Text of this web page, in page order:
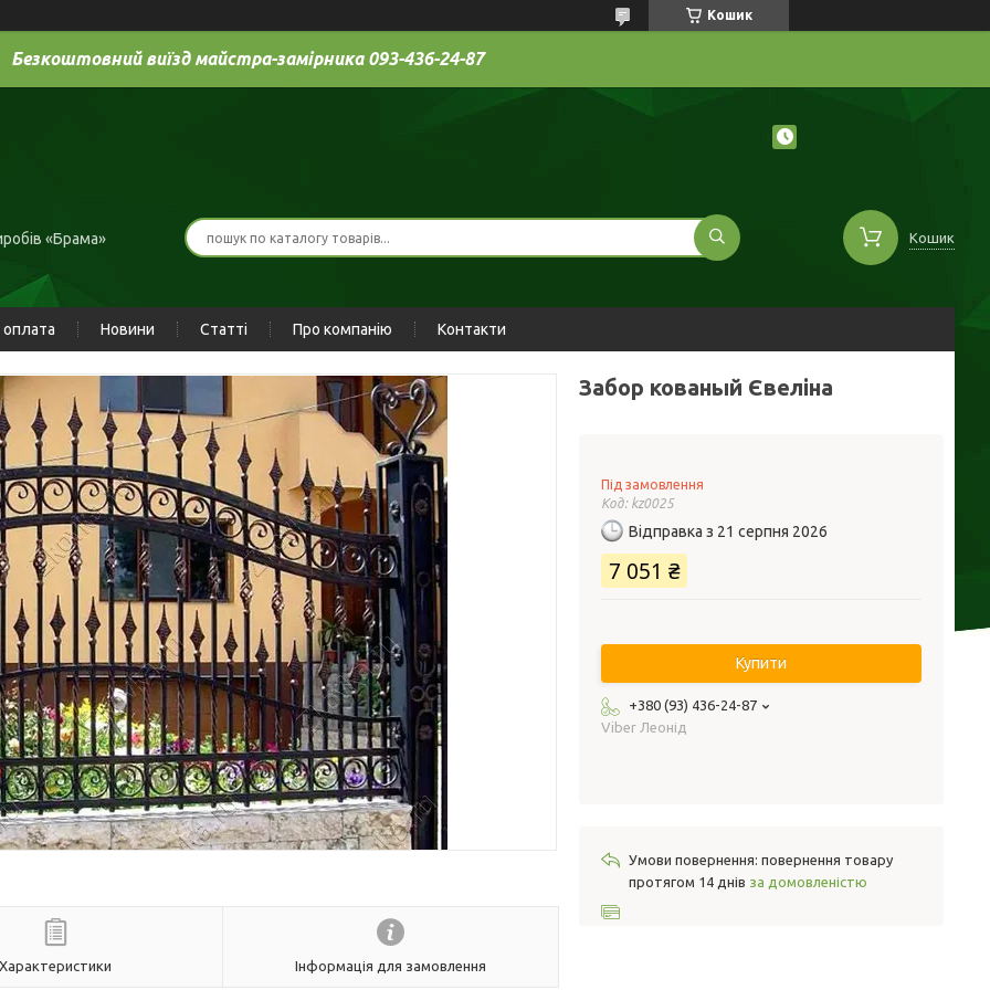
Кошик
Безкоштовний виїзд майстра-замірника 093-436-24-87
«Брама» Кошик
Новини Статті Про компанію Контакти
Характеристики Інформація для замовлення
Забор кованый Євеліна
Під замовлення
Код: kz0025
Відправка з 21 серпня 2026
7 051 ₴
Купити
+380 (93) 436-24-87
Viber Леонід
повернення товару
протягом 14 днів за домовленістю